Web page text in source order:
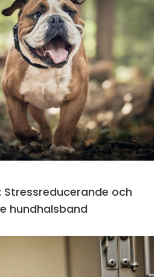
Stressreducerande och
hundhalsband